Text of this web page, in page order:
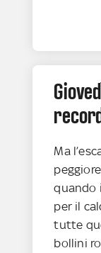
Ma
quando
per il
tutte
bollini